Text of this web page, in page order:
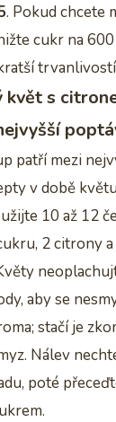
. Pokud chcete
cukr na 600
květ s
patří mezi
v době
10 až 12
2 citrony
aby se
stačí je
Nálev
poté